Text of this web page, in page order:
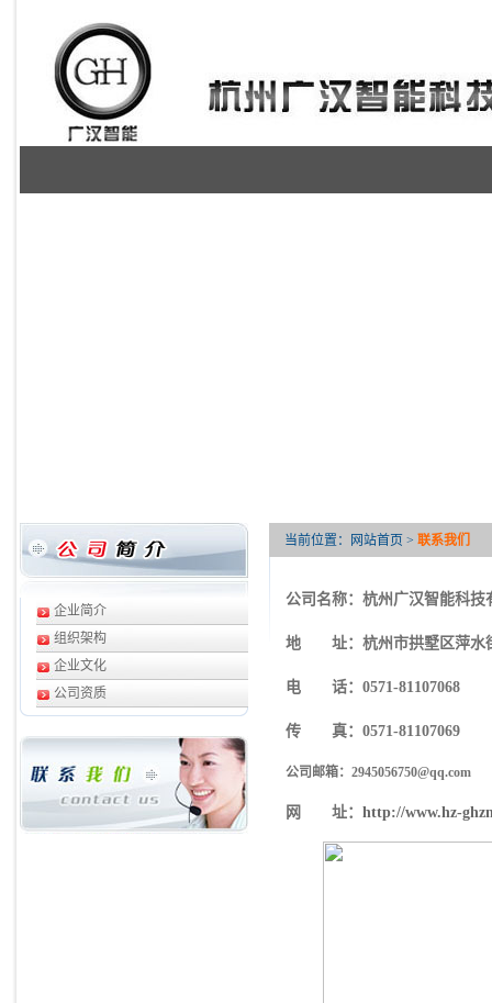
企业简介
组织架构
企业文化
公司资质
当前位置： 网站首页 > 联系我们
公司名称：杭州广汉智能科技
地 址：杭州市拱墅区萍水
电 话：0571-81107068
传 真：0571-81107069
公司邮箱：2945056750@qq.com
网 址： http://www.hz-